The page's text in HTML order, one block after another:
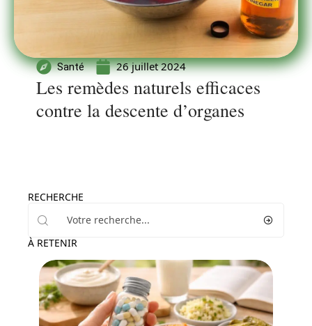
Santé 26 juillet 2024
Les remèdes naturels efficaces
contre la descente d’organes
RECHERCHE
À RETENIR